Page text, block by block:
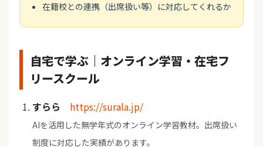
在籍校との連携（出席扱い等）に対応してくれるか
自宅で学ぶ｜オンライン学習・在宅フ
リースクール
すらら https://surala.jp/
AIを活用した無学年式のオンライン学習教材。出席扱い
制度に対応した実績があります。